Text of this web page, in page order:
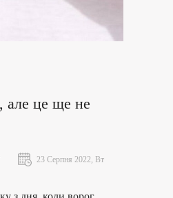
але це ще не
23 Серпня 2022, Вт